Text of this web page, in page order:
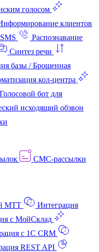
голосом
клиентов
Распознавание
Синтез речи
базы / Брошенная
кол‑центра
Голосовой бот для
исходящий обзвон
СМС-рассылки
МТТ
Интеграция
с МойСклад
с 1C CRM
REST API